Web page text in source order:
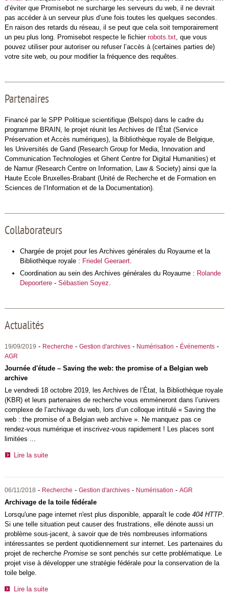
d’éviter que Promisebot ne surcharge les serveurs du web, il ne devrait
pas accéder à un serveur plus d’une fois toutes les quelques secondes.
En raison des retards du réseau, il se peut que cela soit temporairement
un peu plus long. Promisebot respecte le fichier robots.txt, que vous
pouvez utiliser pour autoriser ou refuser l’accès à (certaines parties de)
votre site web, ou pour modifier la fréquence des requêtes.
Partenaires
Financé par le SPP Politique scientifique (Belspo) dans le cadre du
programme BRAIN, le projet réunit les Archives de l’État (Service
Préservation et Accès numériques), la Bibliothèque royale de Belgique,
les Universités de Gand (Research Group for Media, Innovation and
Communication Technologies et Ghent Centre for Digital Humanities) et
de Namur (Research Centre on Information, Law & Society) ainsi que la
Haute Ecole Bruxelles-Brabant (Unité de Recherche et de Formation en
Sciences de l’Information et de la Documentation).
Collaborateurs
Chargée de projet pour les Archives générales du Royaume et la
Bibliothèque royale : Friedel Geeraert.
Coordination au sein des Archives générales du Royaume : Rolande
Depoortere- Sébastien Soyez.
Actualités
19/09/2019 - Recherche - Gestion d'archives- Numérisation - Événements-
AGR
Journée d'étude – Saving the web: the promise of a Belgian web
archive
Le vendredi 18 octobre 2019, les Archives de l’État, la Bibliothèque royale
(KBR) et leurs partenaires de recherche vous emmèneront dans l’univers
complexe de l’archivage du web, lors d’un colloque intitulé « Saving the
web : the promise of a Belgian web archive ». Ne manquez pas ce
rendez-vous numérique et inscrivez-vous rapidement ! Les places sont
limitées ...
Lire la suite
06/11/2018 - Recherche - Gestion d'archives- Numérisation - AGR
Archivage de la toile fédérale
Lorsqu'une page internet n'est plus disponible, apparaît le code 404 HTTP.
Si une telle situation peut causer des frustrations, elle dénote aussi un
problème sous-jacent, à savoir que de très nombreuses informations
intéressantes se perdent quotidiennement sur internet. Les partenaires du
projet de recherche Promise se sont penchés sur cette problématique. Le
projet vise à développer une stratégie fédérale pour la conservation de la
toile belge.
Lire la suite